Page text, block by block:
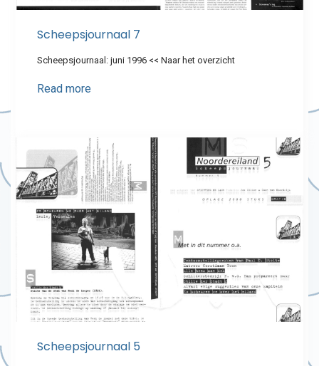
Scheepsjournaal 7
Scheepsjournaal: juni 1996 << Naar het overzicht
Read more
Scheepsjournaal 5